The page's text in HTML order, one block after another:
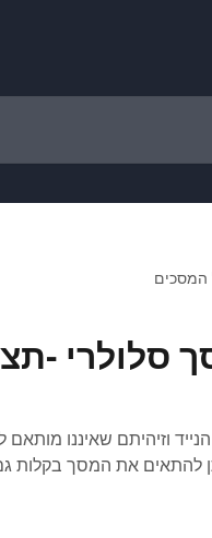
המסכים
סלולרי -
וזיהיתם שאיננו מותאם
להתאים את המסך בקלות